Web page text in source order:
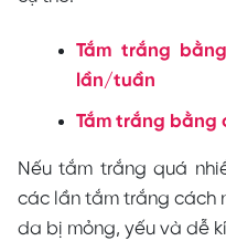
Tắm trắng
lần/tuần
Tắm trắng bằng
Nếu tắm trắng quá
các lần tắm trắng cách
da bị mỏng, yếu và dễ